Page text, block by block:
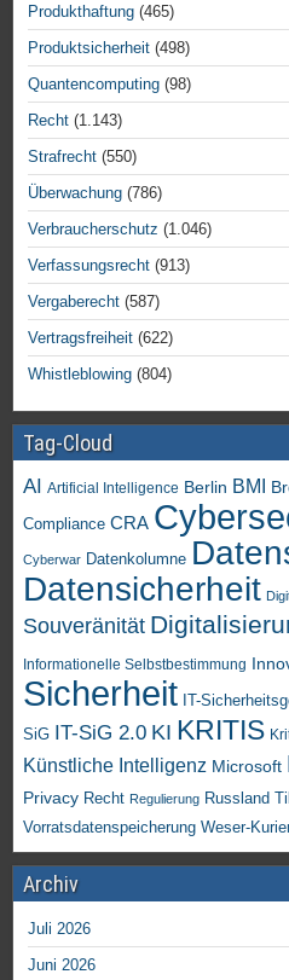
Produkthaftung (465)
Produktsicherheit (498)
Quantencomputing (98)
Recht (1.143)
Strafrecht (550)
Überwachung (786)
Verbraucherschutz (1.046)
Verfassungsrecht (913)
Vergaberecht (587)
Vertragsfreiheit (622)
Whistleblowing (804)
Tag-Cloud
AI Artificial Intelligence Berlin BMI
Compliance CRA
Cyberwar Datenkolumne
Datensicherheit
Souveränität
Informationelle Selbstbestimmung
Sicherheit IT-
SiG IT-SiG 2.0 KI KRITIS
Künstliche Intelligenz Microsoft
Privacy Recht Regulierung Russland
Vorratsdatenspeicherung Weser-
Archiv
Juli 2026
Juni 2026